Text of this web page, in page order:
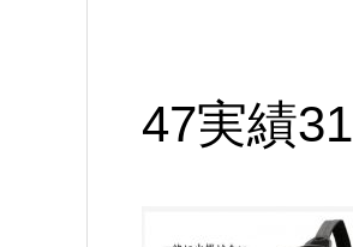
47実績31